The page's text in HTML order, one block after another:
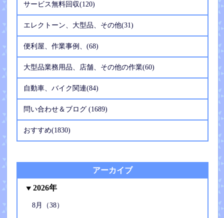
サービス無料回収(120)
エレクトーン、大型品、その他(31)
便利屋、作業事例、(68)
大型品業務用品、店舗、その他の作業(60)
自動車、バイク関連(84)
問い合わせ＆ブログ (1689)
おすすめ(1830)
アーカイブ
2026年
8月（38）